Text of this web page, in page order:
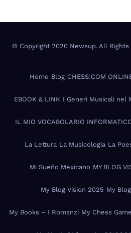
© Copyright 2020 Newsup. All Rights
Home Blog CHESS:COM
EBOOK & LINK I Generi Musicali nel
IL MIO VOCABOLARIO
La Lettura La Musicologia La
Mi Sueño Mexicano MY BLOG
My Blog Vision 2025 My
My Books – I Romanzi My Chess Game